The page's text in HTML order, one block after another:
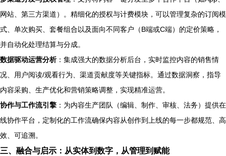
网站、第三方渠道）。精细化的授权与计费模块，可以管理复杂的订阅模
式、单次购买、套餐组合以及面向不同客户（B端或C端）的定价策略，
并自动化处理结算与分成。
数据驱动运营分析：集成强大的数据分析后台，实时监控内容的销售情
况、用户阅读/观看行为、渠道贡献度等关键指标。通过数据洞察，指导
内容采购、生产优化和营销策略调整，实现精准运营。
协作与工作流引擎 ：为内容生产团队（编辑、制作、审核、法务）提供在
线协作平台，定制化的工作流确保内容从创作到上线的每一步都规范、高
效、可追溯。
三、融合与启示：从实体到数字，从管理到赋能